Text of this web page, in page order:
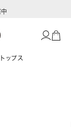
トップス